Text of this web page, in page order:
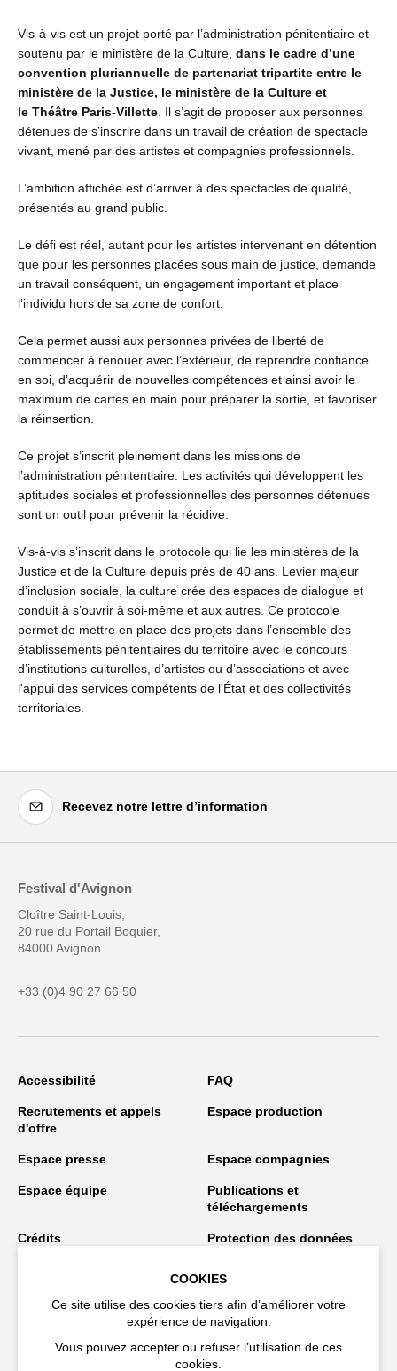
Vis-à-vis est un projet porté par l’administration pénitentiaire et
soutenu par le ministère de la Culture, dans le cadre d’une
convention pluriannuelle de partenariat tripartite entre le
ministère de la Justice, le ministère de la Culture et
le Théâtre Paris-Villette . Il s’agit de proposer aux personnes
détenues de s’inscrire dans un travail de création de spectacle
vivant, mené par des artistes et compagnies professionnels.
L’ambition affichée est d’arriver à des spectacles de qualité,
présentés au grand public.
Le défi est réel, autant pour les artistes intervenant en détention
que pour les personnes placées sous main de justice, demande
un travail conséquent, un engagement important et place
l’individu hors de sa zone de confort.
Cela permet aussi aux personnes privées de liberté de
commencer à renouer avec l’extérieur, de reprendre confiance
en soi, d’acquérir de nouvelles compétences et ainsi avoir le
maximum de cartes en main pour préparer la sortie, et favoriser
la réinsertion.
Ce projet s’inscrit pleinement dans les missions de
l’administration pénitentiaire. Les activités qui développent les
aptitudes sociales et professionnelles des personnes détenues
sont un outil pour prévenir la récidive.
Vis-à-vis s’inscrit dans le protocole qui lie les ministères de la
Justice et de la Culture depuis près de 40 ans. Levier majeur
d’inclusion sociale, la culture crée des espaces de dialogue et
conduit à s’ouvrir à soi-même et aux autres. Ce protocole
permet de mettre en place des projets dans l’ensemble des
établissements pénitentiaires du territoire avec le concours
d’institutions culturelles, d’artistes ou d’associations et avec
l'appui des services compétents de l'État et des collectivités
territoriales.
Recevez notre lettre d’information
Festival d'Avignon
Cloître Saint-Louis,
20 rue du Portail Boquier,
84000 Avignon
+33 (0)4 90 27 66 50
Accessibilité FAQ
Recrutements et appels
d'offre
Espace production
Espace presse Espace compagnies
Espace équipe
Publications et
téléchargements
Crédits
Protection des données
Restez connecté
COOKIES
Ce site utilise des cookies tiers afin d’améliorer votre
expérience de navigation.
Vous pouvez accepter ou refuser l’utilisation de ces
cookies.